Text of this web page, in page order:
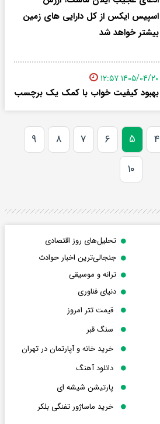
اسپیس ایکس از کل دارایی های زمین
بیشتر خواهد شد
۱۴۰۵/۰۴/۲۰ ۱۲:۵۷
بهبود کیفیت خواب با کمک یک برچسب
۴ ۵ ۶ ۷ ۸
۹
۱۰
تحلیل‌های روز اقتصادی
جنجالی‌ترین اخبار حوادث
ترانه و موسیقی
دنیای فناوری
قیمت تتر امروز
سنگ قبر
خرید خانه و آپارتمان در تهران
دانلود آهنگ
پارتیشن شیشه ای
خرید ماساژور تفنگی بلکر